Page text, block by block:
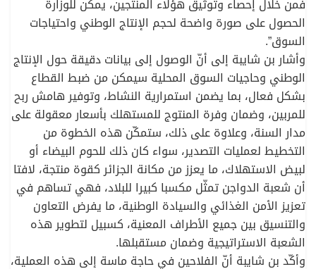
فمن خلال إحصاء وتوثيق هؤلاء المنتجين، يمكن للوزارة
الحصول على صورة واضحة لحجم الإنتاج الوطني واحتياجات
السوق”.
وأشار بن شايبة إلى أنّ الوصول إلى بيانات دقيقة حول الإنتاج
الوطني وحاجيات السوق المحلية سيمكن من ضبط القطاع
بشكل فعال، بما يضمن استمرارية النشاط، وتوفير هامش ربح
للمربين، وضمان وفرة المنتوج للمستهلك بأسعار معقولة على
مدار السنة، وعلاوة على ذلك، ستمكّن هذه الخطوة من
التخطيط لعمليات التصدير، سواء كان ذلك للحوم البيضاء أو
لبيض الاستهلاك، ما يعزز من مكانة الجزائر كقوة منتجة، لافتا
أن شعبة الدواجن تمثّل مكسبا كبيرا للبلاد، فهي تساهم في
تعزيز الأمن الغذائي والسيادة الوطنية، ما يفرض التعاون
والتنسيق بين جميع الأطراف المعنية، كسبيل لتطوير هذه
الشعبة الاستراتيجية وضمان مستقبلها.
وأكّد بن شايبة أنّ الفلاحين في حاجة ماسة إلى هذه العملية،